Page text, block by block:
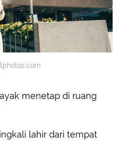
menetap di ruang
lahir dari tempat